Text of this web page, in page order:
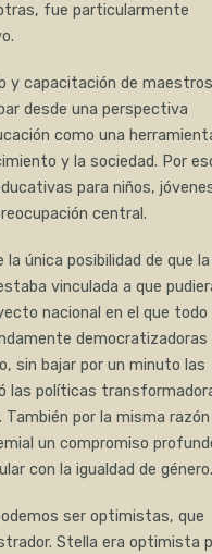
fue particularmente
y capacitación de
desde una perspectiva
como una
y la sociedad. Por
para niños,
central.
única posibilidad de que la
vinculada a que
nacional en el que todo
democratizadoras
sin bajar por un minuto las
las políticas
También por la misma razón
un compromiso
con la igualdad de género.
ser optimistas, que
Stella era optimista